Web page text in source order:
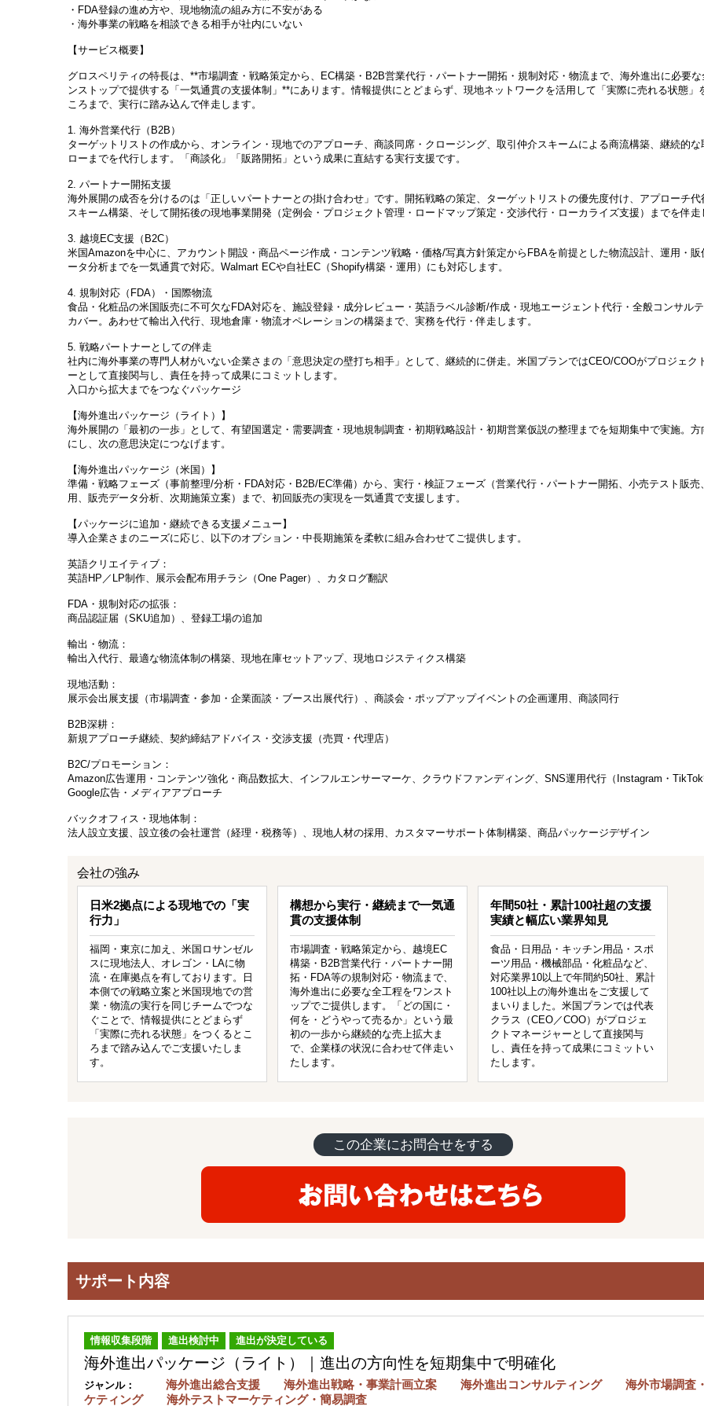
・FDA登録の進め方や、現地物流の組み方に不安がある
・海外事業の戦略を相談できる相手が社内にいない
【サービス概要】
グロスペリティの特長は、**市場調査・戦略策定から、EC構築・B2B営業代行・パートナー開拓・規制対応・物流まで、海外進出に必要
ンストップで提供する「一気通貫の支援体制」**にあります。情報提供にとどまらず、現地ネットワークを活用して「実際に売れる状態」
ころまで、実行に踏み込んで伴走します。
1. 海外営業代行（B2B）
ターゲットリストの作成から、オンライン・現地でのアプローチ、商談同席・クロージング、取引仲介スキームによる商流構築、継続的な
ローまでを代行します。「商談化」「販路開拓」という成果に直結する実行支援です。
2. パートナー開拓支援
海外展開の成否を分けるのは「正しいパートナーとの掛け合わせ」です。開拓戦略の策定、ターゲットリストの優先度付け、アプローチ代
スキーム構築、そして開拓後の現地事業開発（定例会・プロジェクト管理・ロードマップ策定・交渉代行・ローカライズ支援）までを伴走
3. 越境EC支援（B2C）
米国Amazonを中心に、アカウント開設・商品ページ作成・コンテンツ戦略・価格/写真方針策定からFBAを前提とした物流設計、運用・販
ータ分析までを一気通貫で対応。Walmart ECや自社EC（Shopify構築・運用）にも対応します。
4. 規制対応（FDA）・国際物流
食品・化粧品の米国販売に不可欠なFDA対応を、施設登録・成分レビュー・英語ラベル診断/作成・現地エージェント代行・全般コンサル
カバー。あわせて輸出入代行、現地倉庫・物流オペレーションの構築まで、実務を代行・伴走します。
5. 戦略パートナーとしての伴走
社内に海外事業の専門人材がいない企業さまの「意思決定の壁打ち相手」として、継続的に併走。米国プランではCEO/COOがプロジェク
ーとして直接関与し、責任を持って成果にコミットします。
入口から拡大までをつなぐパッケージ
【海外進出パッケージ（ライト）】
海外展開の「最初の一歩」として、有望国選定・需要調査・現地規制調査・初期戦略設計・初期営業仮説の整理までを短期集中で実施。方
にし、次の意思決定につなげます。
【海外進出パッケージ（米国）】
準備・戦略フェーズ（事前整理/分析・FDA対応・B2B/EC準備）から、実行・検証フェーズ（営業代行・パートナー開拓、小売テスト販売
用、販売データ分析、次期施策立案）まで、初回販売の実現を一気通貫で支援します。
【パッケージに追加・継続できる支援メニュー】
導入企業さまのニーズに応じ、以下のオプション・中長期施策を柔軟に組み合わせてご提供します。
英語クリエイティブ：
英語HP／LP制作、展示会配布用チラシ（One Pager）、カタログ翻訳
FDA・規制対応の拡張：
商品認証届（SKU追加）、登録工場の追加
輸出・物流：
輸出入代行、最適な物流体制の構築、現地在庫セットアップ、現地ロジスティクス構築
現地活動：
展示会出展支援（市場調査・参加・企業面談・ブース出展代行）、商談会・ポップアップイベントの企画運用、商談同行
B2B深耕：
新規アプローチ継続、契約締結アドバイス・交渉支援（売買・代理店）
B2C/プロモーション：
Amazon広告運用・コンテンツ強化・商品数拡大、インフルエンサーマーケ、クラウドファンディング、SNS運用代行（Instagram・
Google広告・メディアアプローチ
バックオフィス・現地体制：
法人設立支援、設立後の会社運営（経理・税務等）、現地人材の採用、カスタマーサポート体制構築、商品パッケージデザイン
会社の強み
日米2拠点による現地での「実
行力」
福岡・東京に加え、米国ロサンゼル
スに現地法人、オレゴン・LAに物
流・在庫拠点を有しております。日
本側での戦略立案と米国現地での営
業・物流の実行を同じチームでつな
ぐことで、情報提供にとどまらず
「実際に売れる状態」をつくるとこ
ろまで踏み込んでご支援いたしま
す。
構想から実行・継続まで一気通
貫の支援体制
市場調査・戦略策定から、越境EC
構築・B2B営業代行・パートナー開
拓・FDA等の規制対応・物流まで、
海外進出に必要な全工程をワンスト
ップでご提供します。「どの国に・
何を・どうやって売るか」という最
初の一歩から継続的な売上拡大ま
で、企業様の状況に合わせて伴走い
たします。
年間50社・累計100社超の支援
実績と幅広い業界知見
食品・日用品・キッチン用品・スポ
ーツ用品・機械部品・化粧品など、
対応業界10以上で年間約50社、累計
100社以上の海外進出をご支援して
まいりました。米国プランでは代表
クラス（CEO／COO）がプロジェ
クトマネージャーとして直接関与
し、責任を持って成果にコミットい
たします。
この企業にお問合せをする
サポート内容
情報収集段階 進出検討中 進出が決定している
海外進出パッケージ（ライト）｜進出の方向性を短期集中で明確化
ジャンル：
海外進出総合支援 海外進出戦略・事業計画立案 海外進出コンサルティング 海外市場調査
ケティング 海外テストマーケティング・簡易調査